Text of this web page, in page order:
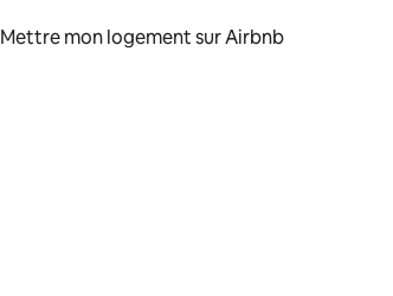
Mettre mon logement sur Airbnb